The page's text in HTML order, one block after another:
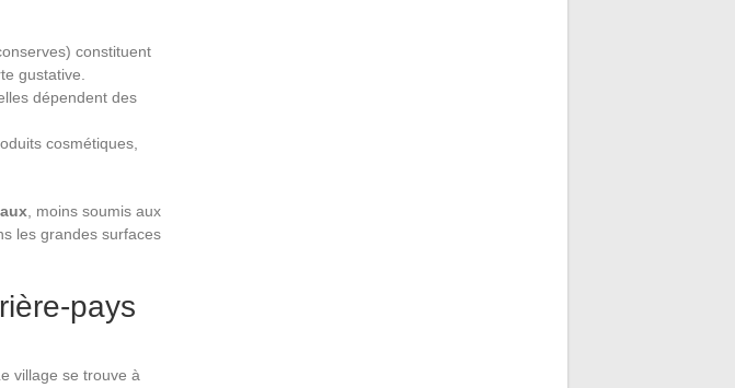
constituent
gustative.
dépendent des
cosmétiques,
, moins soumis aux
les grandes surfaces
pays
village se trouve à